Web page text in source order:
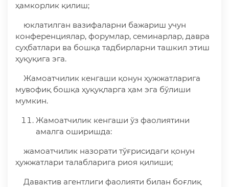
ҳамкорлик қилиш;
юклатилган вазифаларни бажариш учун
конференциялар, форумлар, семинарлар, давра
суҳбатлари ва бошқа тадбирларни ташкил этиш
ҳуқуқига эга.
Жамоатчилик кенгаши қонун ҳужжатларига
мувофиқ бошқа ҳуқуқларга ҳам эга бўлиши
мумкин.
Жамоатчилик кенгаши ўз фаолиятини
амалга оширишда:
жамоатчилик назорати тўғрисидаги қонун
ҳужжатлари талабларига риоя қилиши;
Давактив агентлиги фаолияти билан боғлиқ